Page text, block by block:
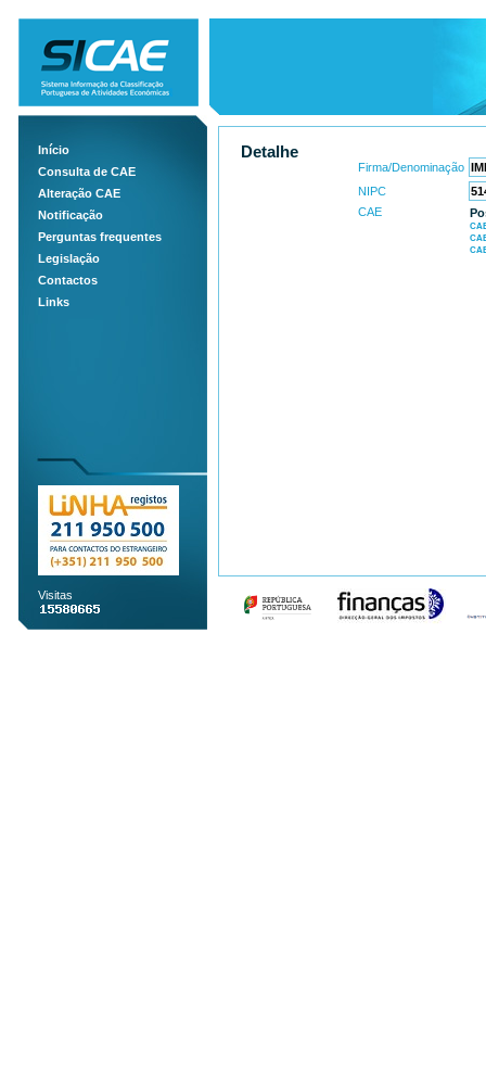
Início
Consulta de CAE
Alteração CAE
Notificação
Perguntas frequentes
Legislação
Contactos
Links
Visitas
Detalhe
Firma/Denominação
NIPC
CAE